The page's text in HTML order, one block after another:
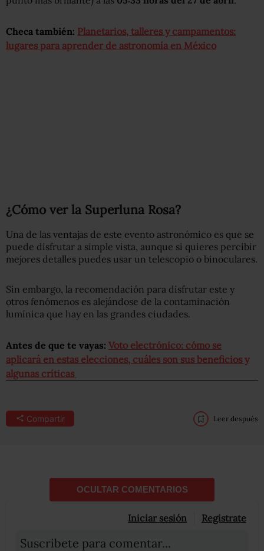
Checa también: Planetarios, talleres y campamentos:
lugares para aprender de astronomía en México
¿Cómo ver la Superluna Rosa?
Una de las ventajas de este evento astronómico es que se
puede disfrutar a simple vista, aunque si quieres percibir
mejores detalles puedes usar un telescopio o binoculares.
Sin embargo, la recomendación para disfrutar este y
otros fenómenos es alejándose de la contaminación
lumínica que hay en las grandes ciudades.
Antes de que te vayas: Voto electrónico: cómo se
aplicará en estas elecciones, cuáles son sus beneficios y
algunas críticas
Compartir Leer después
OCULTAR COMENTARIOS
Iniciar sesión Registrate
Suscribete para comentar...